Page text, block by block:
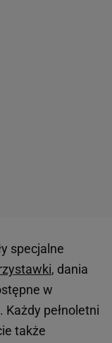
specjalne
, dania
w
pełnoletni
także